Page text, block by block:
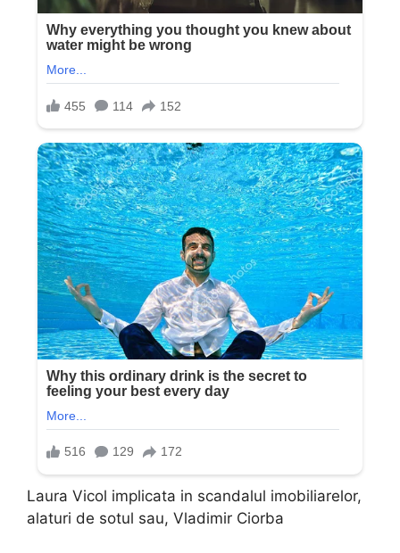
Laura Vicol implicata in scandalul imobiliarelor,
alaturi de sotul sau, Vladimir Ciorba